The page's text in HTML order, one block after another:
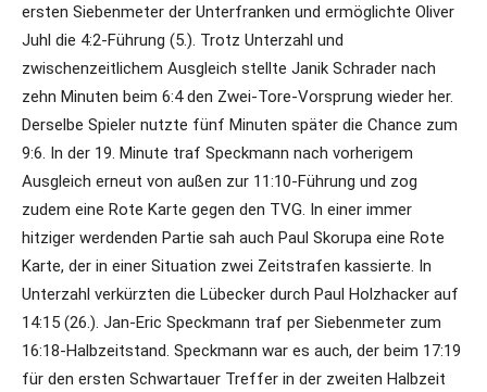
ersten Siebenmeter der Unterfranken und ermöglichte Oliver
Juhl die 4:2-Führung (5.). Trotz Unterzahl und
zwischenzeitlichem Ausgleich stellte Janik Schrader nach
zehn Minuten beim 6:4 den Zwei-Tore-Vorsprung wieder her.
Derselbe Spieler nutzte fünf Minuten später die Chance zum
9:6. In der 19. Minute traf Speckmann nach vorherigem
Ausgleich erneut von außen zur 11:10-Führung und zog
zudem eine Rote Karte gegen den TVG. In einer immer
hitziger werdenden Partie sah auch Paul Skorupa eine Rote
Karte, der in einer Situation zwei Zeitstrafen kassierte. In
Unterzahl verkürzten die Lübecker durch Paul Holzhacker auf
14:15 (26.). Jan-Eric Speckmann traf per Siebenmeter zum
16:18-Halbzeitstand. Speckmann war es auch, der beim 17:19
für den ersten Schwartauer Treffer in der zweiten Halbzeit